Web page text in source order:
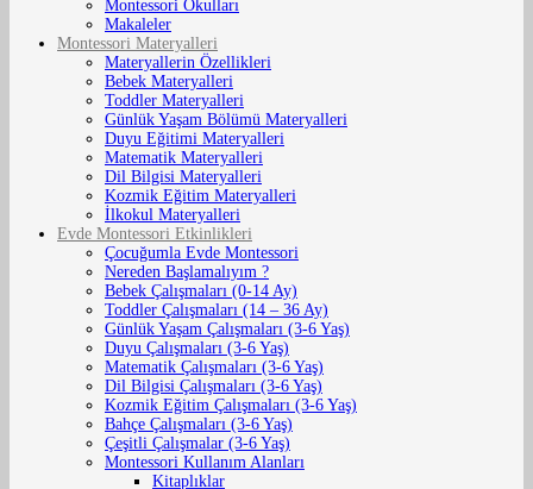
Montessori Okulları
Makaleler
Montessori Materyalleri
Materyallerin Özellikleri
Bebek Materyalleri
Toddler Materyalleri
Günlük Yaşam Bölümü Materyalleri
Duyu Eğitimi Materyalleri
Matematik Materyalleri
Dil Bilgisi Materyalleri
Kozmik Eğitim Materyalleri
İlkokul Materyalleri
Evde Montessori Etkinlikleri
Çocuğumla Evde Montessori
Nereden Başlamalıyım ?
Bebek Çalışmaları (0-14 Ay)
Toddler Çalışmaları (14 – 36 Ay)
Günlük Yaşam Çalışmaları (3-6 Yaş)
Duyu Çalışmaları (3-6 Yaş)
Matematik Çalışmaları (3-6 Yaş)
Dil Bilgisi Çalışmaları (3-6 Yaş)
Kozmik Eğitim Çalışmaları (3-6 Yaş)
Bahçe Çalışmaları (3-6 Yaş)
Çeşitli Çalışmalar (3-6 Yaş)
Montessori Kullanım Alanları
Kitaplıklar